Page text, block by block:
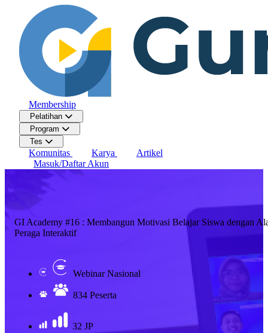
Membership
Pelatihan
Program
Tes
Komunitas Karya
Artikel
Masuk/Daftar Akun
GI Academy #16 : Membangun Motivasi Belajar Siswa dengan
Peraga Interaktif
Webinar Nasional
834 Peserta
32 JP